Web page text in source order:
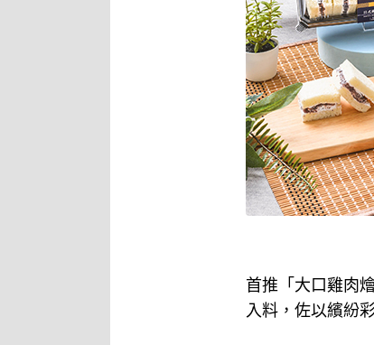
首推「大口雞肉
入料，佐以繽紛